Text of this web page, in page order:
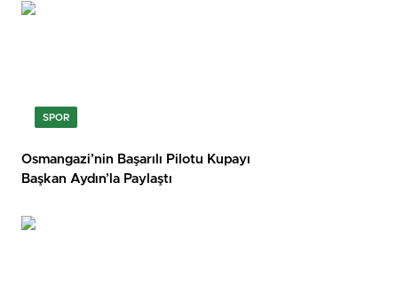
SPOR
Osmangazi’nin Başarılı Pilotu Kupayı
Başkan Aydın’la Paylaştı